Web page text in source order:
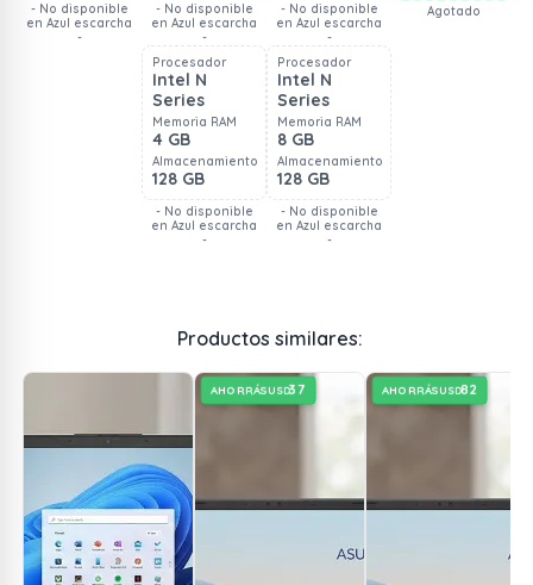
- No disponible
en Azul escarcha
-
- No disponible
en Azul escarcha
-
- No disponible
en Azul escarcha
-
Agotado
Procesador
Intel N
Series
Memoria RAM
4 GB
Almacenamiento
128 GB
- No disponible
en Azul escarcha
-
Procesador
Intel N
Series
Memoria RAM
8 GB
Almacenamiento
128 GB
- No disponible
en Azul escarcha
-
Productos similares:
AHORRÁSUSD37 AHORRÁSUSD82